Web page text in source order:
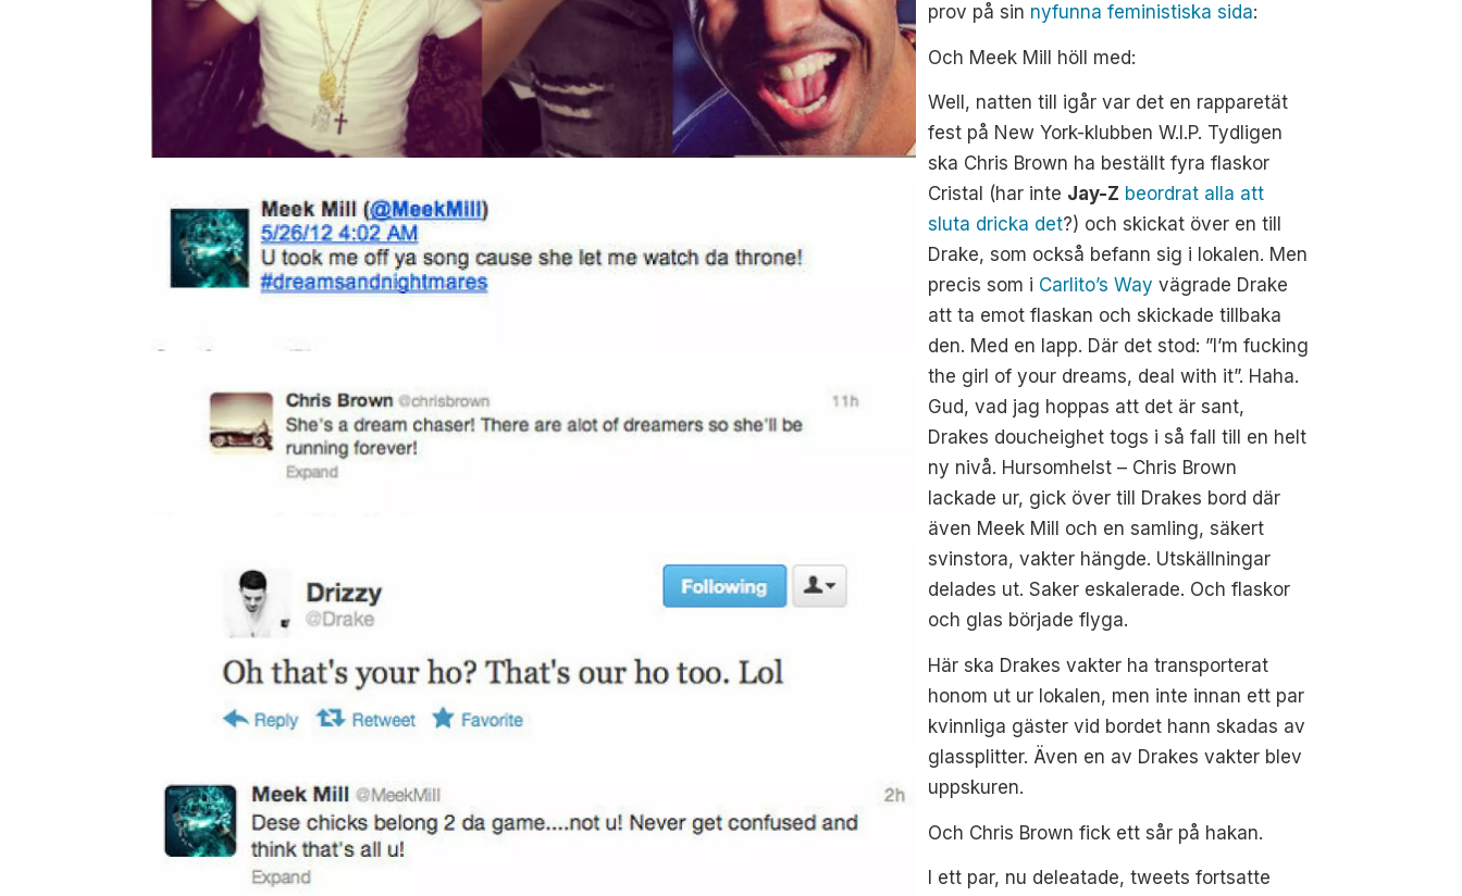
prov på sin nyfunna feministiska sida:
Och Meek Mill höll med:
Well, natten till igår var det en rapparetät
fest på New York-klubben W.I.P. Tydligen
ska Chris Brown ha beställt fyra flaskor
Cristal (har inte Jay-Z beordrat alla att
sluta dricka det?) och skickat över en till
Drake, som också befann sig i lokalen. Men
precis som i Carlito’s Way vägrade Drake
att ta emot flaskan och skickade tillbaka
den. Med en lapp. Där det stod: ”I’m fucking
the girl of your dreams, deal with it”. Haha.
Gud, vad jag hoppas att det är sant,
Drakes doucheighet togs i så fall till en helt
ny nivå. Hursomhelst – Chris Brown
lackade ur, gick över till Drakes bord där
även Meek Mill och en samling, säkert
svinstora, vakter hängde. Utskällningar
delades ut. Saker eskalerade. Och flaskor
och glas började flyga.
Här ska Drakes vakter ha transporterat
honom ut ur lokalen, men inte innan ett par
kvinnliga gäster vid bordet hann skadas av
glassplitter. Även en av Drakes vakter blev
uppskuren.
Och Chris Brown fick ett sår på hakan.
I ett par, nu deleatade, tweets fortsatte